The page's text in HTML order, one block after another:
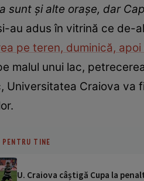
sunt și alte orașe, dar
au adus în vitrină ce de-
pe teren, duminică,
malul unui lac,
Universitatea Craiova va
TINE
U. Craiova câștigă Cupa la